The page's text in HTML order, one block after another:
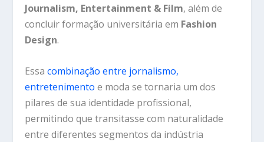
Journalism, Entertainment & Film, além de
concluir formação universitária em Fashion
Design.
Essacombinação entre jornalismo,
entretenimento e moda se tornaria um dos
pilares de sua identidade profissional,
permitindo que transitasse com naturalidade
entre diferentes segmentos da indústria